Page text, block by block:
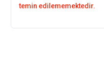
temin edilememektedir.